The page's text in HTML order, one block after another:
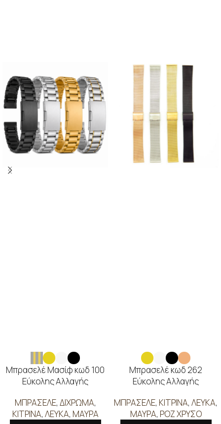
Μπρασελέ Μασίφ κωδ 100
Εύκολης Αλλαγής
ΜΠΡΑΣΕΛΕ, ΔΙΧΡΩΜΑ,
ΚΙΤΡΙΝΑ, ΛΕΥΚΑ, ΜΑΥΡΑ
Μπρασελέ κωδ 262
Εύκολης Αλλαγής
ΜΠΡΑΣΕΛΕ, ΚΙΤΡΙΝΑ, ΛΕΥΚΑ,
ΜΑΥΡΑ, ΡΟΖ ΧΡΥΣΟ